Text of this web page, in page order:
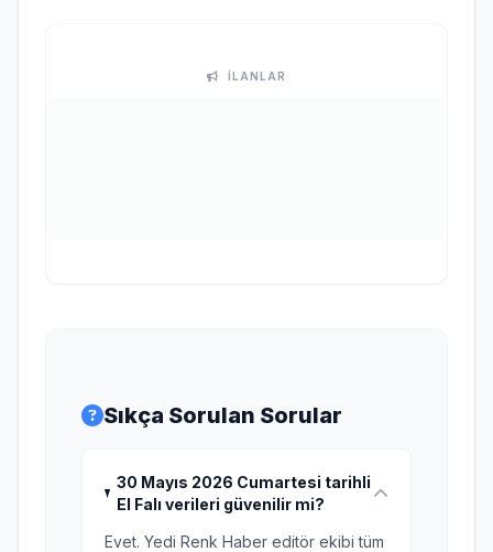
İLANLAR
Sıkça Sorulan Sorular
30 Mayıs 2026 Cumartesi tarihli
El Falı verileri güvenilir mi?
Evet. Yedi Renk Haber editör ekibi tüm